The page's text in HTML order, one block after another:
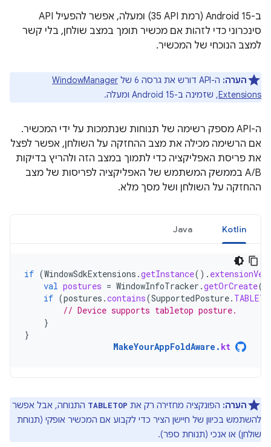
ב-Android 15 (רמת API‏ 35) ומעלה, אפשר להפעיל API
סינכרוני כדי לזהות אם מכשיר תומך במצב שולחן, בלי קשר
למצב הנוכחי של המכשיר.
הערה: ה-API דורש את גרסה 6 של
WindowManager
Extensions, שזמינה ב-Android 15 ומעלה.
ה-API מספק רשימה של תנוחות שנתמכות על ידי המכשיר.
אם הרשימה מכילה את מצב ההחזקה על השולחן, אפשר לפצל
את פריסת האפליקציה כדי לתמוך במצב הזה ולהריץ בדיקות
A/B בממשק המשתמש של האפליקציה לפריסות של מצב
ההחזקה על השולחן ושל מסך מלא.
Kotlin
Java
if (WindowSdkExtensions .getInstance().
val postures = WindowInfoTracker .getOrCreate(
if (postures .contains(SupportedPosture.
// Device supports tabletop posture.
}
}
MakeYourAppFoldAware . kt
הערה: הפונקציה מחזירה רק את TABLETOP התנוחה, אבל אפשר
להשתמש בכיוון של חיישן הציר כדי לקבוע אם המכשיר אופקי (תנוחת
שולחן) או אנכי (תנוחת ספר).